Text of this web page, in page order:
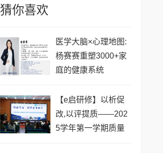
猜你喜欢
医学大脑×心理地图:
杨赛赛重塑3000+家
庭的健康系统
【e启研修】以析促
改,以评提质——202
5学年第一学期质量